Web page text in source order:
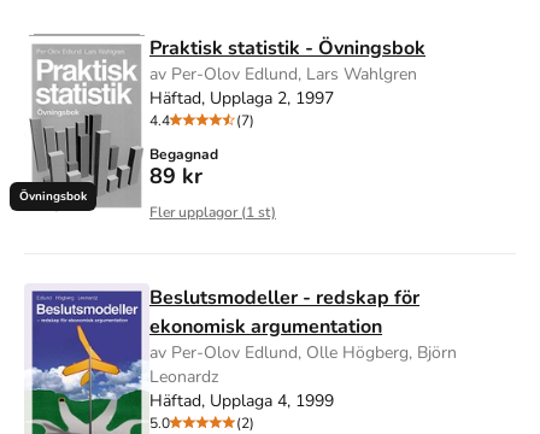
Övningsbok
Praktisk statistik - Övningsbok
av Per-Olov Edlund, Lars Wahlgren
Häftad, Upplaga 2, 1997
4.4
(7)
Begagnad
89 kr
Fler upplagor (1st)
Beslutsmodeller - redskap för
ekonomisk argumentation
av Per-Olov Edlund, Olle Högberg, Björn
Leonardz
Häftad, Upplaga 4, 1999
5.0
(2)